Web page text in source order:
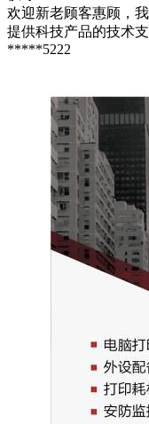
欢迎新老顾客惠顾，
提供科技产品的技术
*****5222